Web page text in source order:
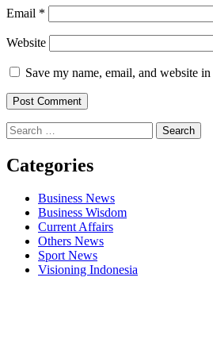
Email *
Website
Save my name, email, and website
Search
for:
Categories
Business News
Business Wisdom
Current Affairs
Others News
Sport News
Visioning Indonesia